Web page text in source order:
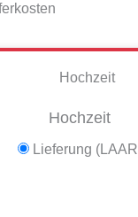
Hochzeit
Lieferung